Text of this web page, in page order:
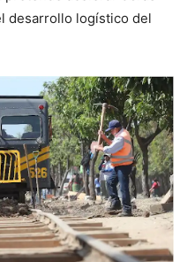
desarrollo logístico del